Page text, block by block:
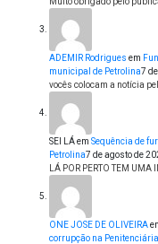
ADEMIR Rodrigues em
municipal de Petrolina7
vocês colocam a notícia
SEI LÁem Sequência de
Petrolina7 de agosto de
LÁ POR PERTO TEM UMA
ONE JOSE DE OLIVEIRA
corrupção na